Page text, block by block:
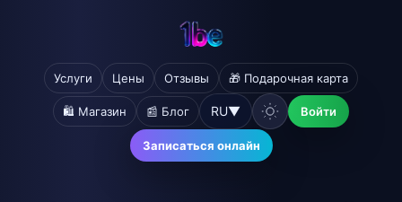
Услуги Цены Отзывы 🎁 Подарочная карта
🛍️ Магазин 📰 Блог RU▼ Войти
Записаться онлайн